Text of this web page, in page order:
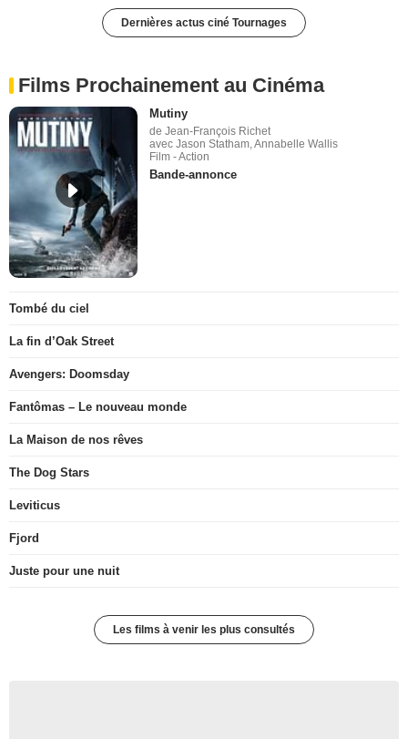
Dernières actus ciné Tournages
Films Prochainement au Cinéma
Mutiny
de Jean-François Richet
avec Jason Statham, Annabelle Wallis
Film - Action
Bande-annonce
Tombé du ciel
La fin d’Oak Street
Avengers: Doomsday
Fantômas – Le nouveau monde
La Maison de nos rêves
The Dog Stars
Leviticus
Fjord
Juste pour une nuit
Les films à venir les plus consultés